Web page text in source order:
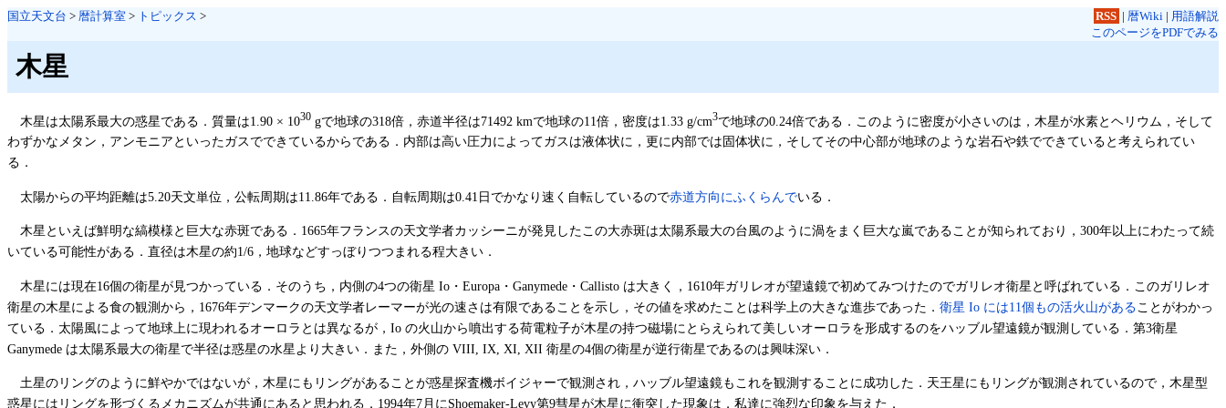
国立天文台 > 暦計算室 > トピックス > RSS | 暦Wiki | 用語解説
このページをPDFでみる
木星
木星は太陽系最大の惑星である．質量は1.90 × 1030 gで地球の318倍，赤道半径は71492 kmで地球の11倍，密度は1.33 g/cm3で地球の0.24倍である．このように密度が小さいのは，木星が水素とヘリウム，そして
わずかなメタン，アンモニアといったガスでできているからである．内部は高い圧力によってガスは液体状に，更に内部では固体状に，そしてその中心部が地球のような岩石や鉄でできていると考えられてい
る．
太陽からの平均距離は5.20天文単位，公転周期は11.86年である．自転周期は0.41日でかなり速く自転しているので赤道方向にふくらんでいる．
木星といえば鮮明な縞模様と巨大な赤斑である．1665年フランスの天文学者カッシーニが発見したこの大赤斑は太陽系最大の台風のように渦をまく巨大な嵐であることが知られており，300年以上にわたって続
いている可能性がある．直径は木星の約1/6，地球などすっぼりつつまれる程大きい．
木星には現在16個の衛星が見つかっている．そのうち，内側の4つの衛星 Io・Europa・Ganymede・Callisto は大きく，1610年ガリレオが望遠鏡で初めてみつけたのでガリレオ衛星と呼ばれている．このガリレオ
衛星の木星による食の観測から，1676年デンマークの天文学者レーマーが光の速さは有限であることを示し，その値を求めたことは科学上の大きな進歩であった． 衛星 Io には11個もの活火山があることがわかっ
ている．太陽風によって地球上に現われるオーロラとは異なるが，Io の火山から噴出する荷電粒子が木星の持つ磁場にとらえられて美しいオーロラを形成するのをハッブル望遠鏡が観測している．第3衛星
Ganymede は太陽系最大の衛星で半径は惑星の水星より大きい．また，外側の VIII, IX, XI, XII 衛星の4個の衛星が逆行衛星であるのは興味深い．
土星のリングのように鮮やかではないが，木星にもリングがあることが惑星探査機ボイジャーで観測され，ハッブル望遠鏡もこれを観測することに成功した．天王星にもリングが観測されているので，木星型
惑星にはリングを形づくるメカニズムが共通にあると思われる．1994年7月にShoemaker-Levy第9彗星が木星に衝突した現象は，私達に強烈な印象を与えた．